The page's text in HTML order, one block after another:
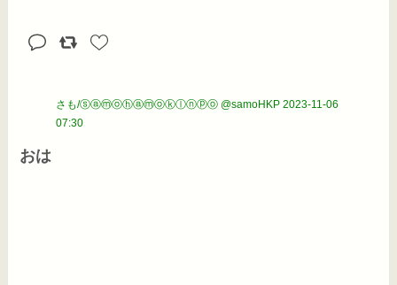
さも/ⓢⓐⓜⓞⓗⓐⓜⓞⓚⓛⓝⓟⓞ @samoHKP 2023-11-06
07:30
おは